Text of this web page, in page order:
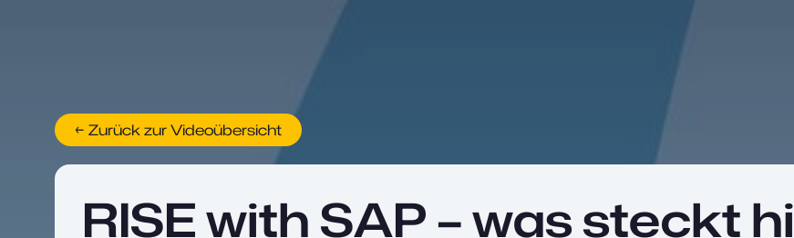
← Zurück zur Videoübersicht
RISE with SAP – was steckt